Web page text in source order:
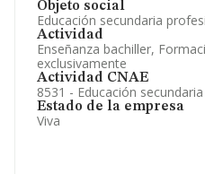
Objeto social
Educación secundaria
Actividad
Enseñanza bachiller,
exclusivamente
Actividad CNAE
8531 - Educación
Estado de la empresa
Viva